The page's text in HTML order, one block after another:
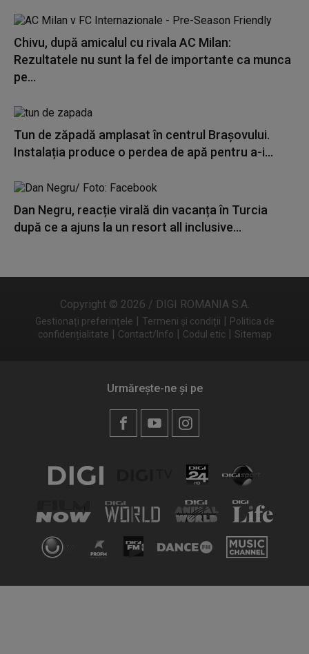
Chivu, după amicalul cu rivala AC Milan:
Rezultatele nu sunt la fel de importante ca munca
pe...
Tun de zăpadă amplasat în centrul Brașovului.
Instalația produce o perdea de apă pentru a-i...
Dan Negru, reacție virală din vacanța în Turcia
după ce a ajuns la un resort all inclusive...
Copyright © 2026 / DIGI ROMANIA S.A.
Gestionați preferințele | Termeni și condiții | Politica de
confidențialitate | Contact/Info | Codul etic | Sitemap
Urmărește-ne și pe